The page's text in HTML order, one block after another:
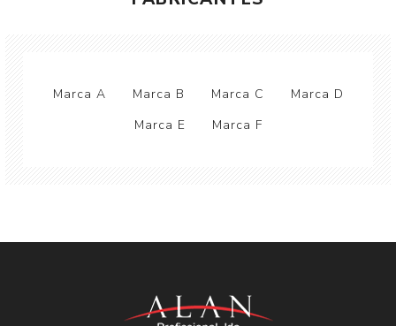
Marca A Marca B Marca C
Marca D
Marca E
Marca F